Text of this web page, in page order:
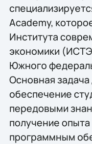
Academy,
Института
экономики
Южного
Основная
обеспечение
передовыми
получение
программным